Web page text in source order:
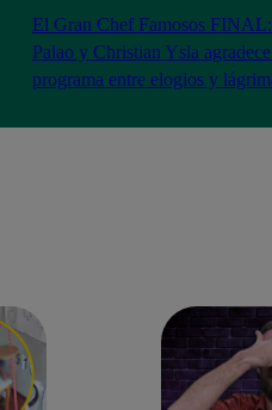
El Gran Chef Famosos
Palao y Christian Ysla
programa entre elogios y